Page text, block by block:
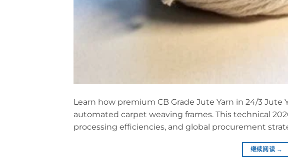
Learn how premium CB Grade Jute Yarn in 24/3
automated carpet weaving frames. This technical
processing efficiencies, and global procurement
继续阅读 →